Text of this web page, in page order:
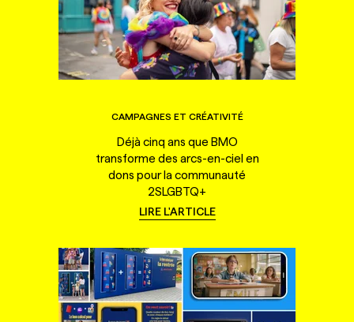
CAMPAGNES ET CRÉATIVITÉ
Déjà cinq ans que BMO
transforme des arcs-en-ciel en
dons pour la communauté
2SLGBTQ+
LIRE L'ARTICLE